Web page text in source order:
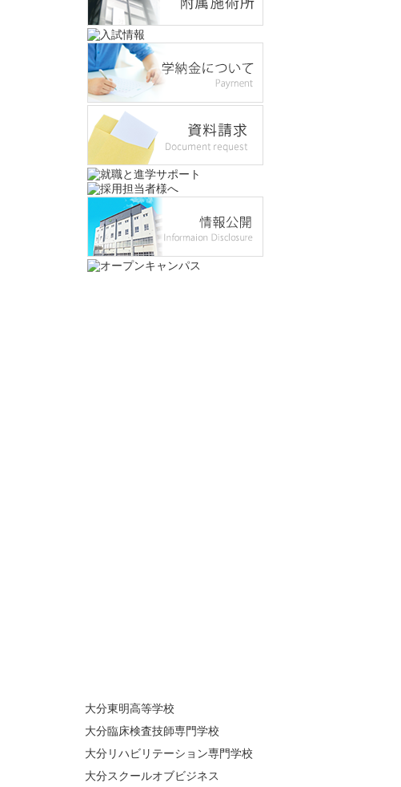
大分東明高等学校
大分臨床検査技師専門学校
大分リハビリテーション専門学校
大分スクールオブビジネス